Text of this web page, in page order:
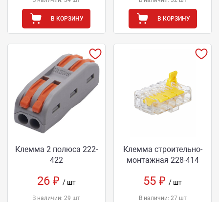
В КОРЗИНУ В КОРЗИНУ
Клемма 2 полюса 222-
422
26 ₽ / шт
В наличии: 29 шт
Клемма строительно-
монтажная 228-414
55 ₽/ шт
В наличии: 27 шт